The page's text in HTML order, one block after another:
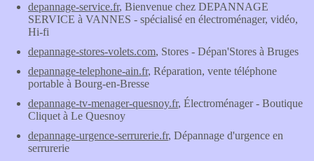
depannage-service.fr, Bienvenue chez DEPANNAGE
SERVICE à VANNES - spécialisé en électroménager, vidéo,
Hi-fi
depannage-stores-volets.com, Stores - Dépan'Stores à Bruges
depannage-telephone-ain.fr, Réparation, vente téléphone
portable à Bourg-en-Bresse
depannage-tv-menager-quesnoy.fr, Électroménager - Boutique
Cliquet à Le Quesnoy
depannage-urgence-serrurerie.fr, Dépannage d'urgence en
serrurerie